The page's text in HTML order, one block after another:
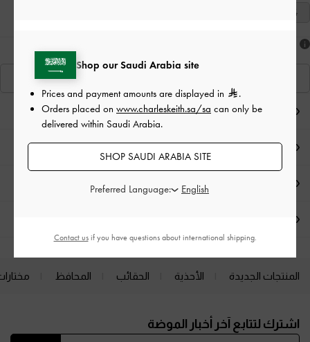
35
ملاحظات المحرر
تفاصيل المنتج
المنتجات الجديدة الأحذية الحقائب المحافظ
اشترك لتتابع آخر أخبار الموضة
Shop our Saudi Arabia site
Prices and payment amounts are displayed in
.
Orders placed on www.charleskeith.sa/sa can only be
delivered within Saudi Arabia.
SHOP SAUDI ARABIA SITE
Preferred Language:
Contact usif you have questions about international shipping.